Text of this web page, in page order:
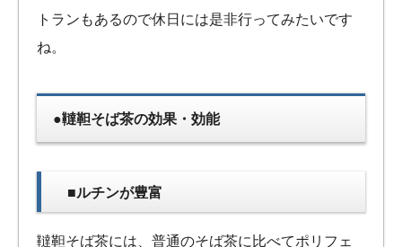
トランもあるので休日には是非行ってみたいです
ね。
●韃靼そば茶の効果・効能
■ルチンが豊富
韃靼そば茶には、普通のそば茶に比べてポリフェ